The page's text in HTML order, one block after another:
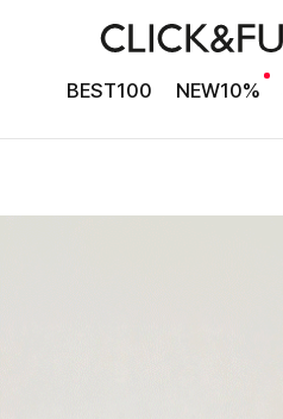
BEST100 NEW10%